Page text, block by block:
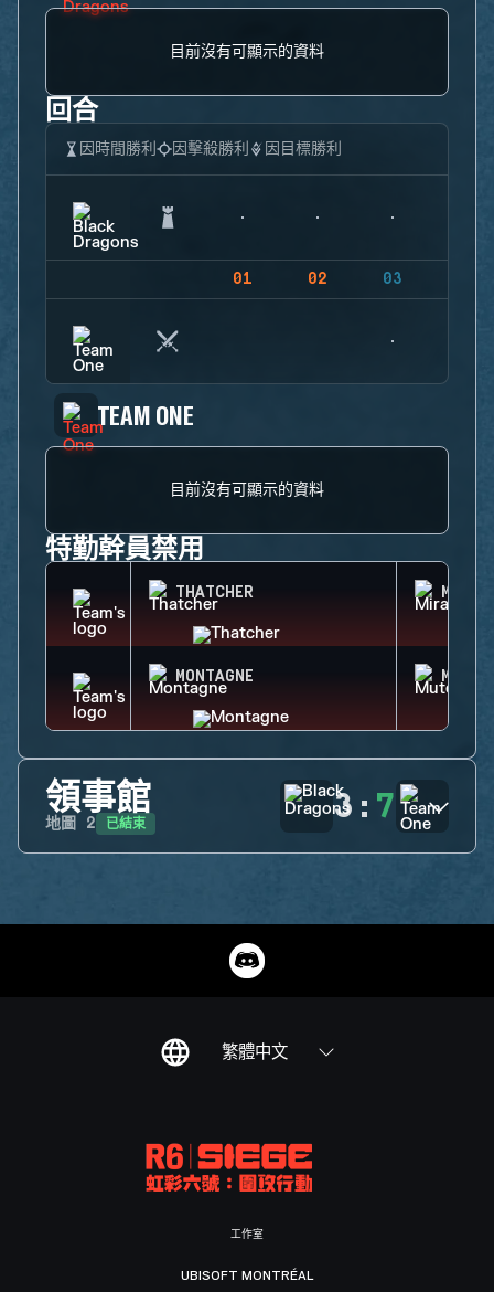
目前沒有可顯示的資料
回合
因時間勝利 因擊殺勝利 因目標勝利
01 02 03
TEAM ONE
目前沒有可顯示的資料
特勤幹員禁用
THATCHER MIRA
MONTAGNE MUTE
領事館
地圖 2 已結束 3 : 7
繁體中文
工作室
UBISOFT MONTRÉAL